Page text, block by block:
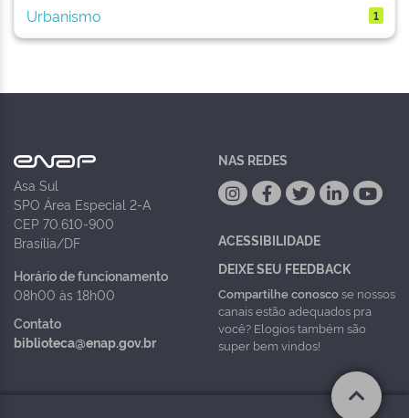
Urbanismo 1
Asa Sul
SPO Área Especial 2-A
CEP 70.610-900
Brasília/DF
Horário de funcionamento
08h00 às 18h00
Contato
biblioteca@enap.gov.br
NAS REDES
ACESSIBILIDADE
DEIXE SEU FEEDBACK
Compartilhe conoscose nossos
canais estão adequados pra
você? Elogios também são
super bem vindos!